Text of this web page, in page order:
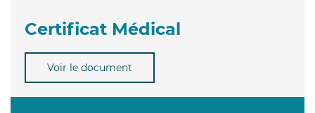
Certificat Médical
Voir le document